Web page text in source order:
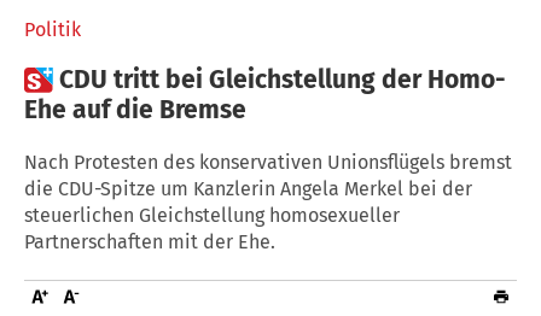
Politik
CDU tritt bei Gleichstellung der Homo-
Ehe auf die Bremse
Nach Protesten des konservativen Unionsflügels bremst
die CDU-Spitze um Kanzlerin Angela Merkel bei der
steuerlichen Gleichstellung homosexueller
Partnerschaften mit der Ehe.